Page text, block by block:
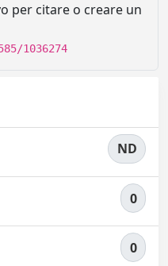
per citare o creare un
1036274
ND
0
0